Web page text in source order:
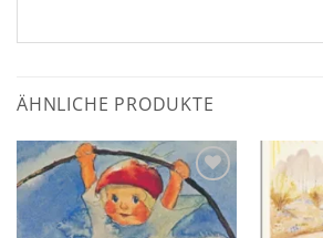
ÄHNLICHE PRODUKTE
Zum
Wunschzettel
hinzufügen